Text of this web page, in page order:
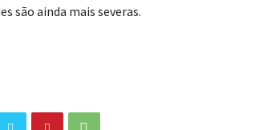
são ainda mais severas.